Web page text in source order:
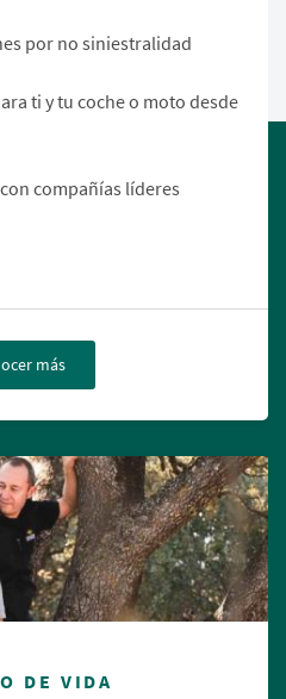
por no siniestralidad
ti y tu coche o moto desde
compañías líderes
más
DE VIDA